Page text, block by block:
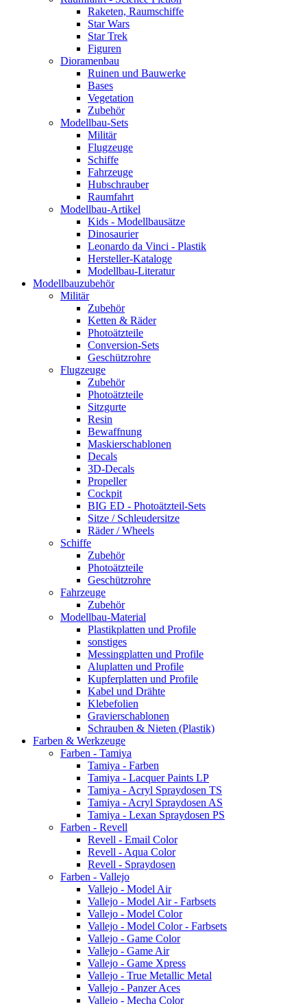
Raketen, Raumschiffe
Star Wars
Star Trek
Figuren
Dioramenbau
Ruinen und Bauwerke
Bases
Vegetation
Zubehör
Modellbau-Sets
Militär
Flugzeuge
Schiffe
Fahrzeuge
Hubschrauber
Raumfahrt
Modellbau-Artikel
Kids - Modellbausätze
Dinosaurier
Leonardo da Vinci - Plastik
Hersteller-Kataloge
Modellbau-Literatur
Modellbauzubehör
Militär
Zubehör
Ketten & Räder
Photoätzteile
Conversion-Sets
Geschützrohre
Flugzeuge
Zubehör
Photoätzteile
Sitzgurte
Resin
Bewaffnung
Maskierschablonen
Decals
3D-Decals
Propeller
Cockpit
BIG ED - Photoätzteil-Sets
Sitze / Schleudersitze
Räder / Wheels
Schiffe
Zubehör
Photoätzteile
Geschützrohre
Fahrzeuge
Zubehör
Modellbau-Material
Plastikplatten und Profile
sonstiges
Messingplatten und Profile
Aluplatten und Profile
Kupferplatten und Profile
Kabel und Drähte
Klebefolien
Gravierschablonen
Schrauben & Nieten (Plastik)
Farben & Werkzeuge
Farben - Tamiya
Tamiya - Farben
Tamiya - Lacquer Paints LP
Tamiya - Acryl Spraydosen TS
Tamiya - Acryl Spraydosen AS
Tamiya - Lexan Spraydosen PS
Farben - Revell
Revell - Email Color
Revell - Aqua Color
Revell - Spraydosen
Farben - Vallejo
Vallejo - Model Air
Vallejo - Model Air - Farbsets
Vallejo - Model Color
Vallejo - Model Color - Farbsets
Vallejo - Game Color
Vallejo - Game Air
Vallejo - Game Xpress
Vallejo - True Metallic Metal
Vallejo - Panzer Aces
Vallejo - Mecha Color